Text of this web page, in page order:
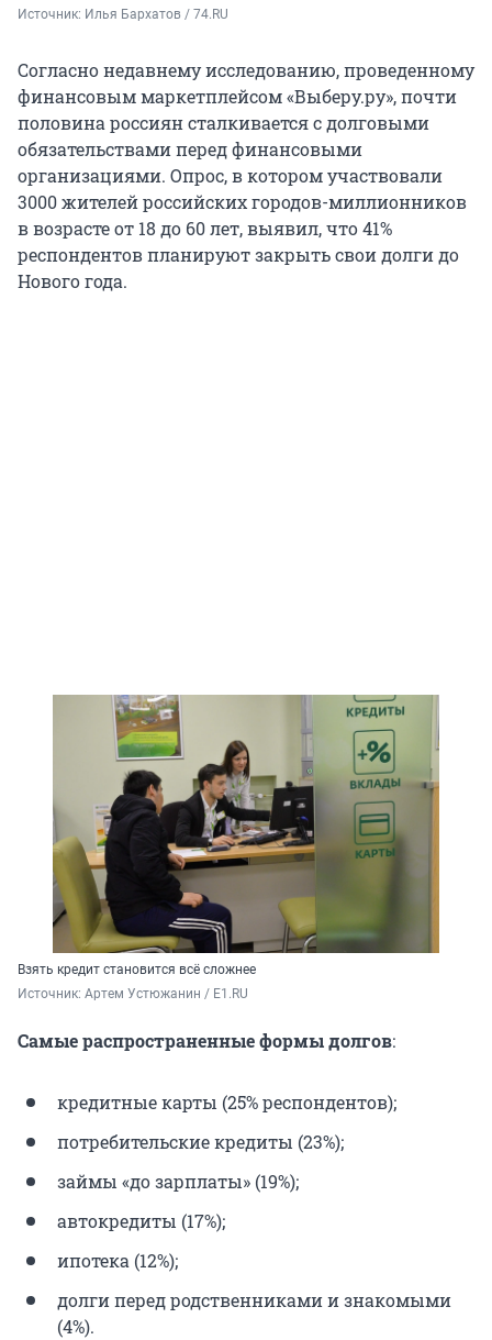
Источник: Илья Бархатов / 74.RU
Согласно недавнему исследованию, проведенному
финансовым маркетплейсом «Выберу.ру», почти
половина россиян сталкивается с долговыми
обязательствами перед финансовыми
организациями. Опрос, в котором участвовали
3000 жителей российских городов-миллионников
в возрасте от 18 до 60 лет, выявил, что 41%
респондентов планируют закрыть свои долги до
Нового года.
Взять кредит становится всё сложнее
Источник: Артем Устюжанин / E1.RU
Самые распространенные формы долгов:
кредитные карты (25% респондентов);
потребительские кредиты (23%);
займы «до зарплаты» (19%);
автокредиты (17%);
ипотека (12%);
долги перед родственниками и знакомыми
(4%).